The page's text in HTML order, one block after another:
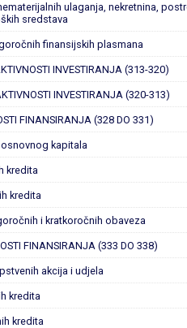
ulaganja, nekretnina,
sredstava
finansijskih plasmana
INVESTIRANJA (313-320)
INVESTIRANJA (320-313)
FINANSIRANJA (328 DO 331)
kapitala
kredita
kredita
i kratkoročnih obaveza
FINANSIRANJA (333 DO 338)
akcija i udjela
kredita
kredita